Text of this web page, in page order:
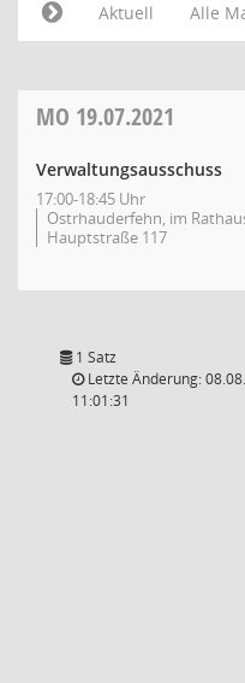
Aktuell
Alle
MO 19.07.2021
Verwaltungsausschuss
17:00-18:45 Uhr
Ostrhauderfehn, im
Hauptstraße 117
1 Satz
Letzte Änderung:
11:01:31